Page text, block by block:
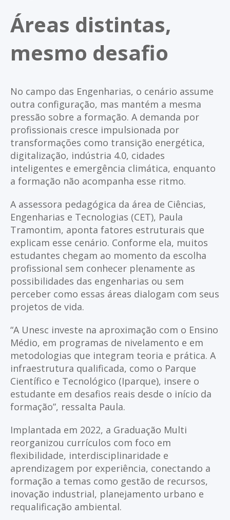
Áreas distintas,
mesmo desafio
No campo das Engenharias, o cenário assume
outra configuração, mas mantém a mesma
pressão sobre a formação. A demanda por
profissionais cresce impulsionada por
transformações como transição energética,
digitalização, indústria 4.0, cidades
inteligentes e emergência climática, enquanto
a formação não acompanha esse ritmo.
A assessora pedagógica da área de Ciências,
Engenharias e Tecnologias (CET), Paula
Tramontim, aponta fatores estruturais que
explicam esse cenário. Conforme ela, muitos
estudantes chegam ao momento da escolha
profissional sem conhecer plenamente as
possibilidades das engenharias ou sem
perceber como essas áreas dialogam com seus
projetos de vida.
“A Unesc investe na aproximação com o Ensino
Médio, em programas de nivelamento e em
metodologias que integram teoria e prática. A
infraestrutura qualificada, como o Parque
Científico e Tecnológico (Iparque), insere o
estudante em desafios reais desde o início da
formação”, ressalta Paula.
Implantada em 2022, a Graduação Multi
reorganizou currículos com foco em
flexibilidade, interdisciplinaridade e
aprendizagem por experiência, conectando a
formação a temas como gestão de recursos,
inovação industrial, planejamento urbano e
requalificação ambiental.